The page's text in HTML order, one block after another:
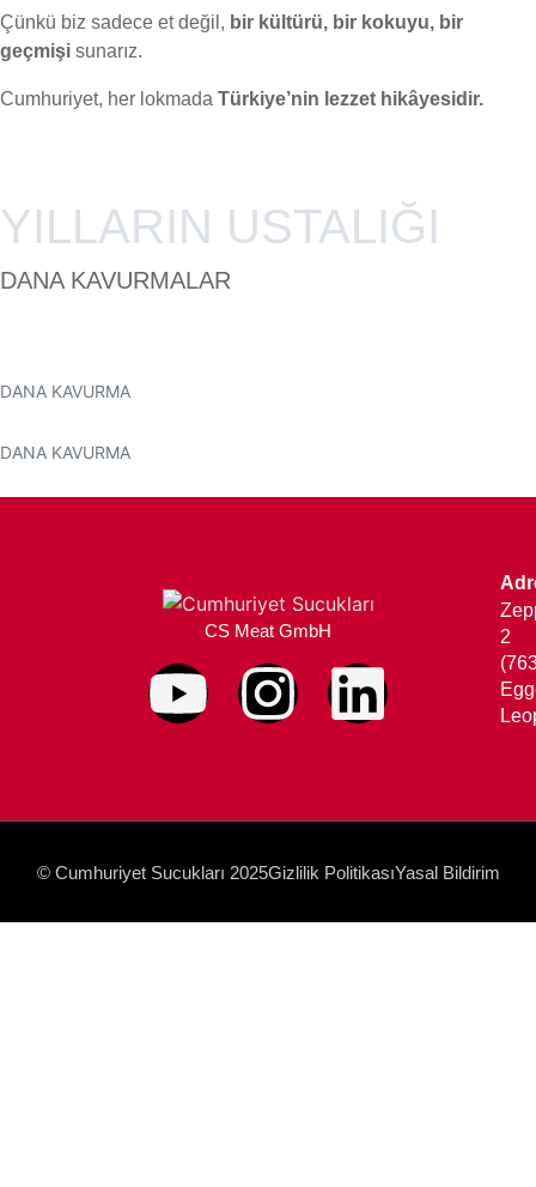
Çünkü biz sadece et değil, bir kültürü, bir kokuyu, bir
geçmişi sunarız.
Cumhuriyet, her lokmada Türkiye’nin lezzet hikâyesidir.
YILLARIN USTALIĞI
DANA KAVURMALAR
DANA KAVURMA
DANA KAVURMA
CS Meat GmbH
2
© Cumhuriyet Sucukları 2025Gizlilik PolitikasıYasal Bildirim